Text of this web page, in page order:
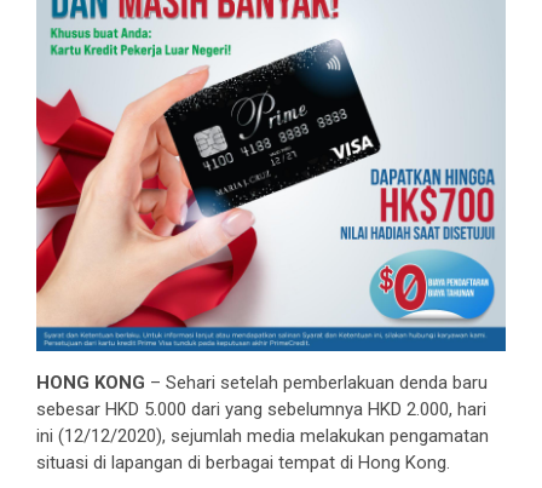
HONG KONG – Sehari setelah pemberlakuan denda baru
sebesar HKD 5.000 dari yang sebelumnya HKD 2.000, hari
ini (12/12/2020), sejumlah media melakukan pengamatan
situasi di lapangan di berbagai tempat di Hong Kong.